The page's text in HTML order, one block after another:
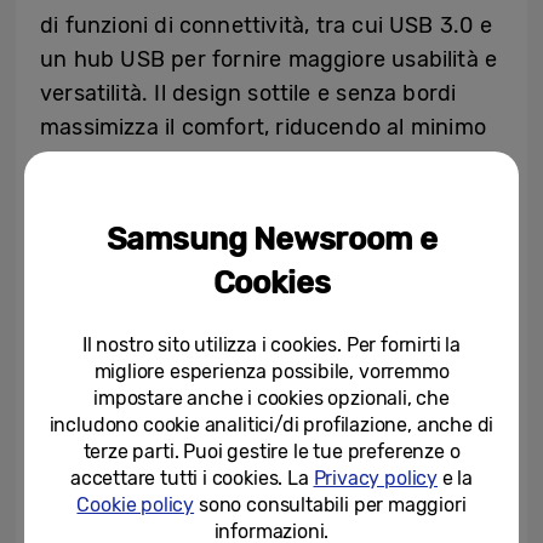
di funzioni di connettività, tra cui USB 3.0 e
un hub USB per fornire maggiore usabilità e
versatilità. Il design sottile e senza bordi
massimizza il comfort, riducendo al minimo
le distrazioni e consentendo al contempo
soluzione di continuità. La compatibilità del
montaggio VESA (Video Electronics
Standards Association) e il supporto
regolabile in altezza (HAS) offrono una
varietà di punti di controllo per
l’inclinazione, la rotazione e la regolazione,
consentendo agli utenti di collocare il
monitor in qualsiasi ambiente. Il supporto in
metallo sottile e la profondità ridotta
consentono al monitor di occupare uno
Samsung Newsroom e
Cookies
Il nostro sito utilizza i cookies. Per fornirti la
migliore esperienza possibile, vorremmo
impostare anche i cookies opzionali, che
includono cookie analitici/di profilazione, anche di
terze parti. Puoi gestire le tue preferenze o
accettare tutti i cookies. La Privacy policye la
Cookie policy sono consultabili per maggiori
informazioni.